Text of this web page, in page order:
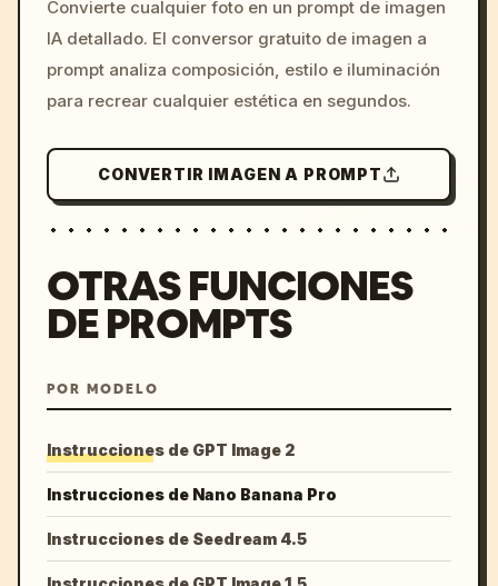
c, cyberpunk sunset, neon
colors, 8k --v 6.0
Convierte cualquier foto en un prompt de imagen
IA detallado. El conversor gratuito de imagen a
prompt analiza composición, estilo e iluminación
para recrear cualquier estética en segundos.
CONVERTIR IMAGEN A PROMPT
OTRAS FUNCIONES
DE PROMPTS
POR MODELO
Instrucciones de GPT Image 2
Instrucciones de Nano Banana Pro
Instrucciones de Seedream 4.5